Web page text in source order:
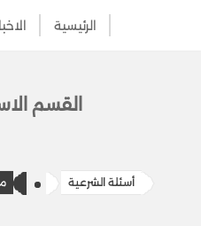
الرئيسية
القسم
أسئلة الشرعية